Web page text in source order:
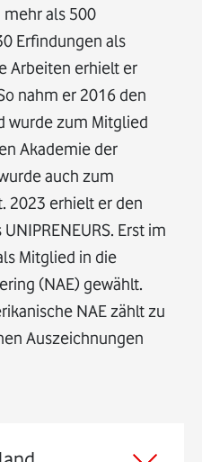
mehr als 500
Erfindungen als
Arbeiten erhielt er
nahm er 2016 den
wurde zum Mitglied
Akademie der
auch zum
2023 erhielt er den
Erst im
Mitglied in die
(NAE) gewählt.
NAE zählt zu
Auszeichnungen